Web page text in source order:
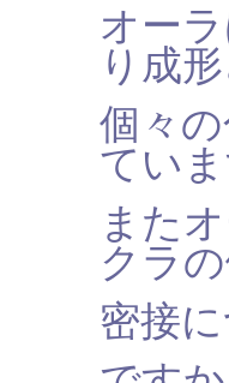
オー
り成
個々
ていま
また
クラ
密接